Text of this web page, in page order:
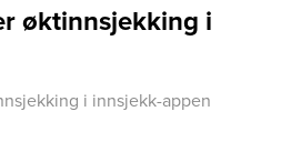
øktinnsjekking i
i innsjekk-appen